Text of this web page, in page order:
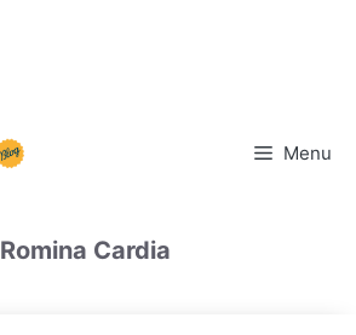
Menu
Romina Cardia